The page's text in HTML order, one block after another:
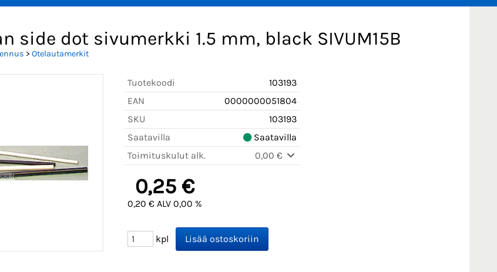
side dot sivumerkki 1.5 mm, black SIVUM15B
> Otelautamerkit
Tuotekoodi
103193
EAN
0000000051804
SKU
103193
Saatavilla
Saatavilla
Toimituskulut alk.
0,00 €
0,25 €
0,20 € ALV 0,00 %
kpl